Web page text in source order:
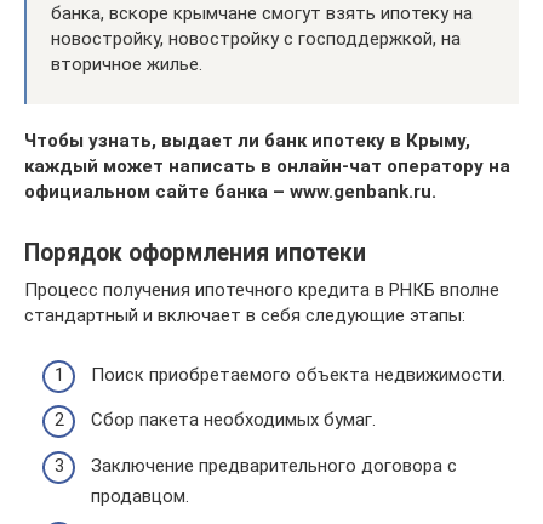
банка, вскоре крымчане смогут взять ипотеку на
новостройку, новостройку с господдержкой, на
вторичное жилье.
Чтобы узнать, выдает ли банк ипотеку в Крыму,
каждый может написать в онлайн-чат оператору на
официальном сайте банка – www.genbank.ru.
Порядок оформления ипотеки
Процесс получения ипотечного кредита в РНКБ вполне
стандартный и включает в себя следующие этапы:
Поиск приобретаемого объекта недвижимости.
Сбор пакета необходимых бумаг.
Заключение предварительного договора с
продавцом.